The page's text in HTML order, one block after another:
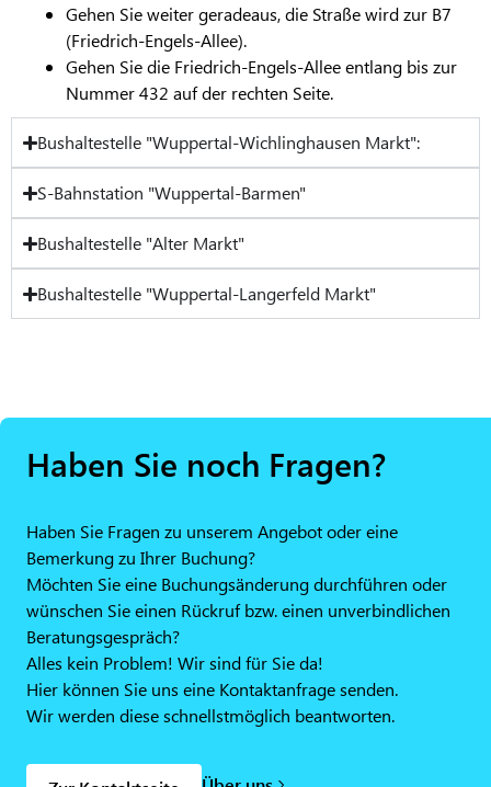
Gehen Sie weiter geradeaus, die Straße wird zur B7
(Friedrich-Engels-Allee).
Gehen Sie die Friedrich-Engels-Allee entlang bis zur
Nummer 432 auf der rechten Seite.
Bushaltestelle "Wuppertal-Wichlinghausen Markt":
S-Bahnstation "Wuppertal-Barmen"
Bushaltestelle "Alter Markt"
Bushaltestelle "Wuppertal-Langerfeld Markt"
Haben Sie noch Fragen?
Haben Sie Fragen zu unserem Angebot oder eine
Bemerkung zu Ihrer Buchung?
Möchten Sie eine Buchungsänderung durchführen oder
wünschen Sie einen Rückruf bzw. einen unverbindlichen
Beratungsgespräch?
Alles kein Problem! Wir sind für Sie da!
Hier können Sie uns eine Kontaktanfrage senden.
Wir werden diese schnellstmöglich beantworten.